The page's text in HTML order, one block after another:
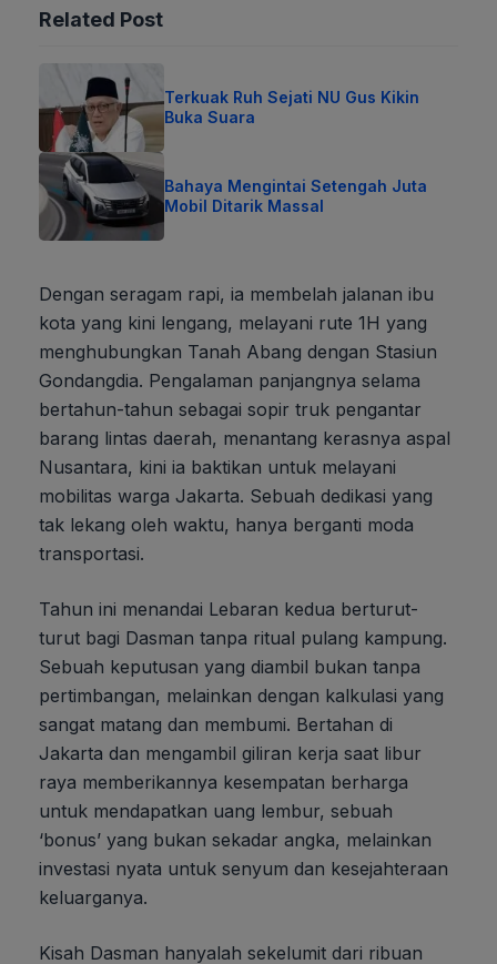
Related Post
Terkuak Ruh Sejati NU Gus Kikin
Buka Suara
Bahaya Mengintai Setengah Juta
Mobil Ditarik Massal
Dengan seragam rapi, ia membelah jalanan ibu
kota yang kini lengang, melayani rute 1H yang
menghubungkan Tanah Abang dengan Stasiun
Gondangdia. Pengalaman panjangnya selama
bertahun-tahun sebagai sopir truk pengantar
barang lintas daerah, menantang kerasnya aspal
Nusantara, kini ia baktikan untuk melayani
mobilitas warga Jakarta. Sebuah dedikasi yang
tak lekang oleh waktu, hanya berganti moda
transportasi.
Tahun ini menandai Lebaran kedua berturut-
turut bagi Dasman tanpa ritual pulang kampung.
Sebuah keputusan yang diambil bukan tanpa
pertimbangan, melainkan dengan kalkulasi yang
sangat matang dan membumi. Bertahan di
Jakarta dan mengambil giliran kerja saat libur
raya memberikannya kesempatan berharga
untuk mendapatkan uang lembur, sebuah
‘bonus’ yang bukan sekadar angka, melainkan
investasi nyata untuk senyum dan kesejahteraan
keluarganya.
Kisah Dasman hanyalah sekelumit dari ribuan